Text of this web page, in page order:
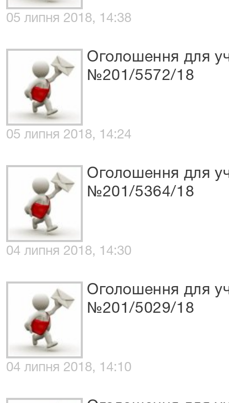
05 липня 2018, 14:38
Оголошення для
№201/5572/18
05 липня 2018, 14:24
Оголошення для
№201/5364/18
04 липня 2018, 14:30
Оголошення для
№201/5029/18
04 липня 2018, 14:10